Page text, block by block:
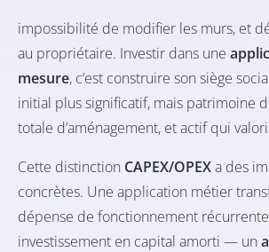
impossibilité de modifier les murs, et
au propriétaire. Investir dans une
mesure, c’est construire son siège
initial plus significatif, mais patrimoine
totale d’aménagement, et actif qui
Cette distinction CAPEX/OPEXa des
concrètes. Une application métier
dépense de fonctionnement
investissement en capital amorti — un